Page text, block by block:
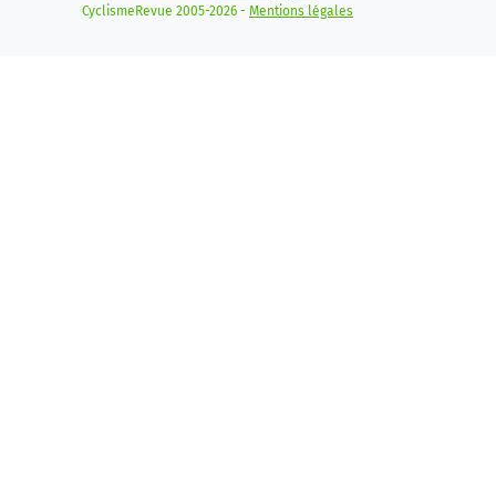
CyclismeRevue 2005-2026 - Mentions légales